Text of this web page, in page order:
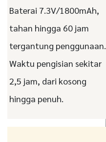
Baterai 7.3V/1800mAh,
tahan hingga 60 jam
tergantung penggunaan.
Waktu pengisian sekitar
2,5 jam, dari kosong
hingga penuh.